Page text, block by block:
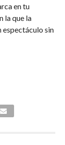
en tu
la que la
espectáculo sin